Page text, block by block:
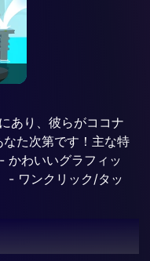
あり、彼らがココナ
た次第です！主な特
かわいいグラフィッ
- ワンクリック/タッ